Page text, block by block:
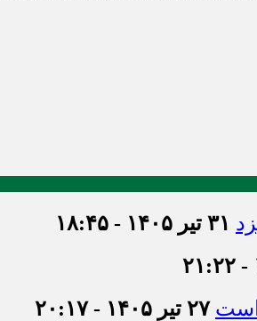
۳۱ تیر ۱۴۰۵ - ۱۸:۴۵
است ۲۷ تیر ۱۴۰۵ - ۲۰:۱۷